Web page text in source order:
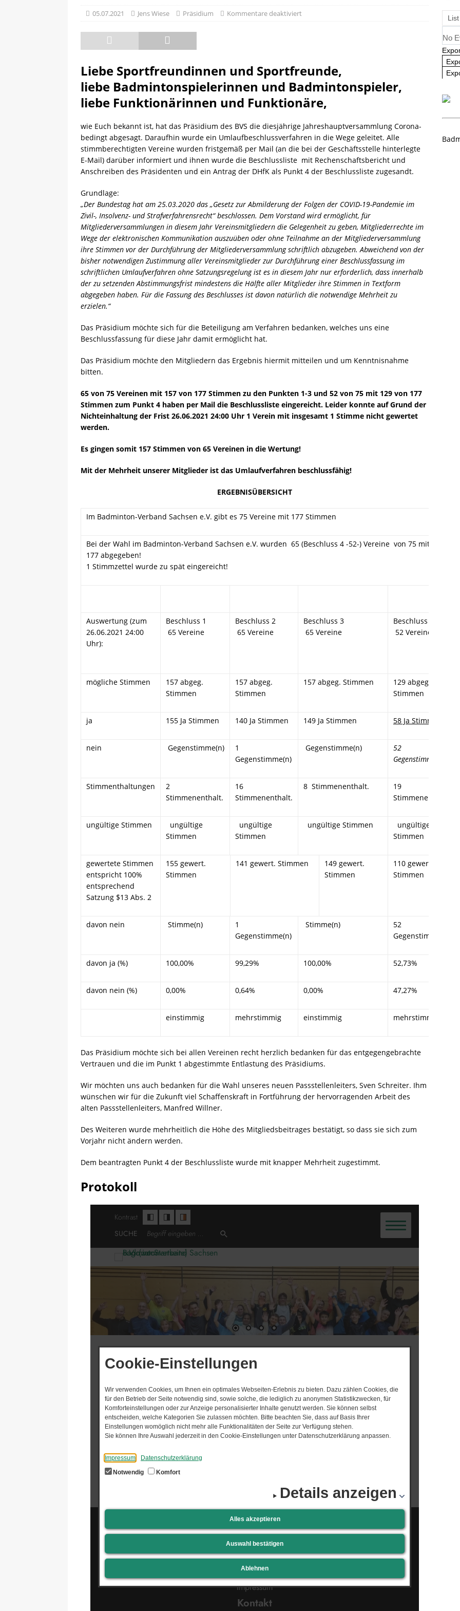
[ 08.05.2025 ] 💪 C-Trainerausbildung 2025/2026 – Es geht wieder los! 🏸
05.07.2021 Jens Wiese Präsidium Kommentare deaktiviert
Liebe Sportfreundinnen und Sportfreunde,
liebe Badmintonspielerinnen und Badmintonspieler,
liebe Funktionärinnen und Funktionäre,
wie Euch bekannt ist, hat das Präsidium des BVS die diesjährige Jahreshauptversammlung Corona-
bedingt abgesagt. Daraufhin wurde ein Umlaufbeschlussverfahren in die Wege geleitet. Alle
stimmberechtigten Vereine wurden fristgemäß per Mail (an die bei der Geschäftsstelle hinterlegte
E-Mail) darüber informiert und ihnen wurde die Beschlussliste mit Rechenschaftsbericht und
Anschreiben des Präsidenten und ein Antrag der DHfK als Punkt 4 der Beschlussliste zugesandt.
Grundlage:
„Der Bundestag hat am 25.03.2020 das „Gesetz zur Abmilderung der Folgen der COVID-19-Pandemie im
Zivil-, Insolvenz- und Strafverfahrensrecht“ beschlossen. Dem Vorstand wird ermöglicht, für
Mitgliederversammlungen in diesem Jahr Vereinsmitgliedern die Gelegenheit zu geben, Mitgliederrechte im
Wege der elektronischen Kommunikation auszuüben oder ohne Teilnahme an der Mitgliederversammlung
ihre Stimmen vor der Durchführung der Mitgliederversammlung schriftlich abzugeben. Abweichend von der
bisher notwendigen Zustimmung aller Vereinsmitglieder zur Durchführung einer Beschlussfassung im
schriftlichen Umlaufverfahren ohne Satzungsregelung ist es in diesem Jahr nur erforderlich, dass innerhalb
der zu setzenden Abstimmungsfrist mindestens die Hälfte aller Mitglieder ihre Stimmen in Textform
abgegeben haben. Für die Fassung des Beschlusses ist davon natürlich die notwendige Mehrheit zu
erzielen.“
Das Präsidium möchte sich für die Beteiligung am Verfahren bedanken, welches uns eine
Beschlussfassung für diese Jahr damit ermöglicht hat.
Das Präsidium möchte den Mitgliedern das Ergebnis hiermit mitteilen und um Kenntnisnahme
bitten.
65 von 75 Vereinen mit 157 von 177 Stimmen zu den Punkten 1-3 und 52 von 75 mit 129 von 177
Stimmen zum Punkt 4 haben per Mail die Beschlussliste eingereicht. Leider konnte auf Grund der
Nichteinhaltung der Frist 26.06.2021 24:00 Uhr 1 Verein mit insgesamt 1 Stimme nicht gewertet
werden.
Es gingen somit 157 Stimmen von 65 Vereinen in die Wertung!
Mit der Mehrheit unserer Mitglieder ist das Umlaufverfahren beschlussfähig!
ERGEBNISÜBERSICHT
Im Badminton-Verband Sachsen e.V. gibt es 75 Vereine mit 177 Stimmen
Bei der Wahl im Badminton-Verband Sachsen e.V. wurden 65 (Beschluss 4 -52-) Vereine von 75 mit 157
177 abgegeben!
1 Stimmzettel wurde zu spät eingereicht!
Auswertung (zum
26.06.2021 24:00
Uhr):
Beschluss 1
65 Vereine
Beschluss 2
65 Vereine
Beschluss 3
65 Vereine
Beschluss 4
52 Vereine
mögliche Stimmen
157 abgeg.
Stimmen
157 abgeg.
Stimmen
157 abgeg. Stimmen
129 abgeg.
Stimmen
ja 155 Ja Stimmen 140 Ja Stimmen 149 Ja Stimmen 58 Ja Stimmen
nein Gegenstimme(n)
1
Gegenstimme(n)
Gegenstimme(n)
52
Gegenstimme(n)
Stimmenthaltungen
2
Stimmenenthalt.
16
Stimmenenthalt.
8 Stimmenenthalt.
19
Stimmenenthalt.
ungültige Stimmen
ungültige
Stimmen
ungültige
Stimmen
ungültige Stimmen
ungültige
Stimmen
gewertete Stimmen
entspricht 100%
entsprechend
Satzung $13 Abs. 2
155 gewert.
Stimmen
141 gewert. Stimmen
149 gewert.
Stimmen
110 gewert.
Stimmen
davon nein Stimme(n)
1
Gegenstimme(n)
Stimme(n)
52
Gegenstimme(n)
davon ja (%) 100,00% 99,29% 100,00% 52,73%
davon nein (%) 0,00% 0,64% 0,00% 47,27%
einstimmig mehrstimmig einstimmig mehrstimmig
Das Präsidium möchte sich bei allen Vereinen recht herzlich bedanken für das entgegengebrachte
Vertrauen und die im Punkt 1 abgestimmte Entlastung des Präsidiums.
Wir möchten uns auch bedanken für die Wahl unseres neuen Passstellenleiters, Sven Schreiter. Ihm
wünschen wir für die Zukunft viel Schaffenskraft in Fortführung der hervorragenden Arbeit des
alten Passstellenleiters, Manfred Willner.
Des Weiteren wurde mehrheitlich die Höhe des Mitgliedsbeitrages bestätigt, so dass sie sich zum
Vorjahr nicht ändern werden.
Dem beantragten Punkt 4 der Beschlussliste wurde mit knapper Mehrheit zugestimmt.
Protokoll
List
No